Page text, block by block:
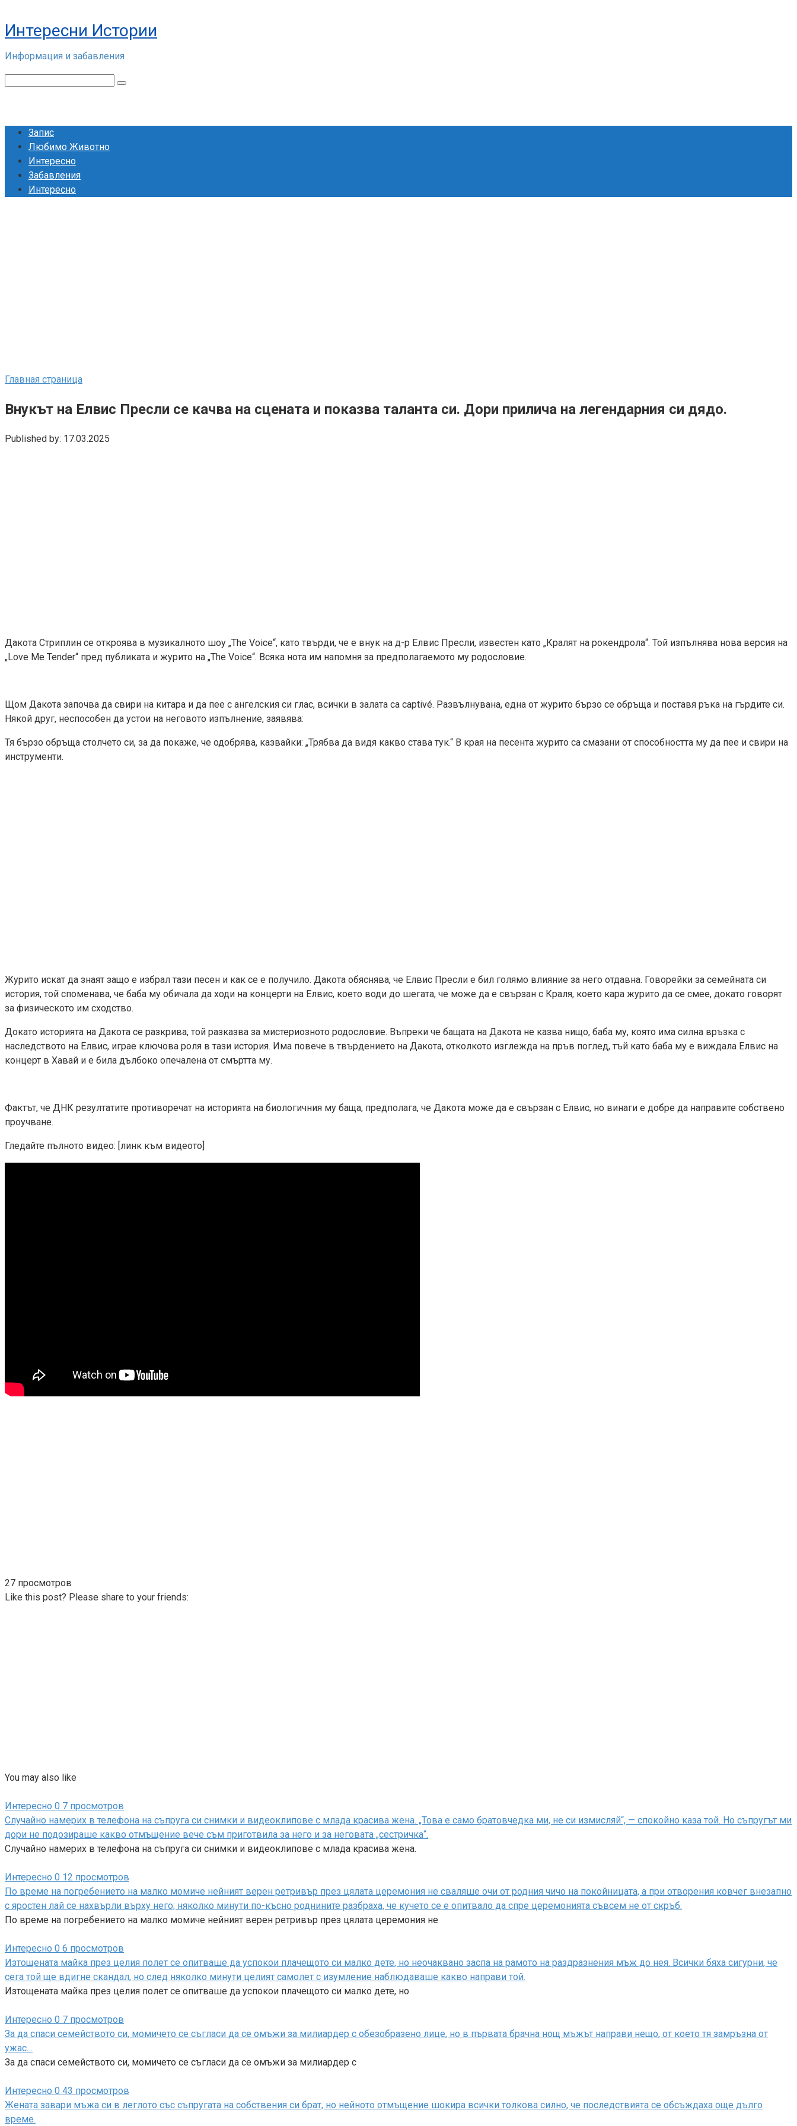
to
content
Интересни Истории
Информация и забавления
Запис
Любимо Животно
Интересно
Забавления
Интересно
Главная страница
Внукът на Елвис Пресли се качва на сцената и показва таланта си. Дори прилича на легендарния си дядо.
Published by: 17.03.2025
Дакота Стриплин се откроява в музикалното шоу „The Voice“, като твърди, че е внук на д-р Елвис Пресли, известен като „Кралят на рокендрола“. Той изпълнява нова версия на
„Love Me Tender“ пред публиката и журито на „The Voice“. Всяка нота им напомня за предполагаемото му родословие.
Щом Дакота започва да свири на китара и да пее с ангелския си глас, всички в залата са captivé. Развълнувана, една от журито бързо се обръща и поставя ръка на гърдите си.
Някой друг, неспособен да устои на неговото изпълнение, заявява:
Тя бързо обръща столчето си, за да покаже, че одобрява, казвайки: „Трябва да видя какво става тук.“ В края на песента журито са смазани от способността му да пее и свири на
инструменти.
Журито искат да знаят защо е избрал тази песен и как се е получило. Дакота обяснява, че Елвис Пресли е бил голямо влияние за него отдавна. Говорейки за семейната си
история, той споменава, че баба му обичала да ходи на концерти на Елвис, което води до шегата, че може да е свързан с Краля, което кара журито да се смее, докато говорят
за физическото им сходство.
Докато историята на Дакота се разкрива, той разказва за мистериозното родословие. Въпреки че бащата на Дакота не казва нищо, баба му, която има силна връзка с
наследството на Елвис, играе ключова роля в тази история. Има повече в твърдението на Дакота, отколкото изглежда на пръв поглед, тъй като баба му е виждала Елвис на
концерт в Хавай и е била дълбоко опечалена от смъртта му.
Фактът, че ДНК резултатите противоречат на историята на биологичния му баща, предполага, че Дакота може да е свързан с Елвис, но винаги е добре да направите собствено
проучване.
Гледайте пълното видео: [линк към видеото]
27 просмотров
Like this post? Please share to your friends:
You may also like
Интересно 0 7 просмотров
Случайно намерих в телефона на съпруга си снимки и видеоклипове с млада красива жена. „Това е само братовчедка ми, не си измисляй“, — спокойно каза той. Но съпругът ми
дори не подозираше какво отмъщение вече съм приготвила за него и за неговата „сестричка“.
Случайно намерих в телефона на съпруга си снимки и видеоклипове с млада красива жена.
Интересно 0 12 просмотров
По време на погребението на малко момиче нейният верен ретривър през цялата церемония не сваляше очи от родния чичо на покойницата, а при отворения ковчег внезапно
с яростен лай се нахвърли върху него; няколко минути по-късно роднините разбраха, че кучето се е опитвало да спре церемонията съвсем не от скръб.
По време на погребението на малко момиче нейният верен ретривър през цялата церемония не
Интересно 0 6 просмотров
Изтощената майка през целия полет се опитваше да успокои плачещото си малко дете, но неочаквано заспа на рамото на раздразнения мъж до нея. Всички бяха сигурни, че
сега той ще вдигне скандал, но след няколко минути целият самолет с изумление наблюдаваше какво направи той.
Изтощената майка през целия полет се опитваше да успокои плачещото си малко дете, но
Интересно 0 7 просмотров
За да спаси семейството си, момичето се съгласи да се омъжи за милиардер с обезобразено лице, но в първата брачна нощ мъжът направи нещо, от което тя замръзна от
ужас…
За да спаси семейството си, момичето се съгласи да се омъжи за милиардер с
Интересно 0 43 просмотров
Жената завари мъжа си в леглото със съпругата на собствения си брат, но нейното отмъщение шокира всички толкова силно, че последствията се обсъждаха още дълго
време.